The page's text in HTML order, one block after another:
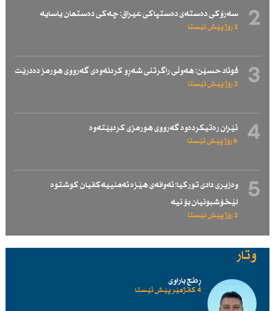
2 سەرۆكی دەستەی دەستپاكی عیراق: چەكی دەستمان یاسایە
2 رۆژ پێش ئێستا
3 فوئاد حسێن: هەوڵی راگرتنی شەڕو كردنەوەی گەرووی هورمز دەدرێت
2 رۆژ پێش ئێستا
4 ئێران رەتیكردەوە گەرووی هورمزی كردبێتەوە
6 رۆژ پێش ئێستا
5
وەزیری دادی توركیا: ئەوانەی هێزە ئەمنییەكانیان كوشتوە
لێخۆشبونیان بۆ نیە
2 رۆژ پێش ئێستا
وتار
ڕەنج باراوی
4 کاتژمێر پێش ئێستا